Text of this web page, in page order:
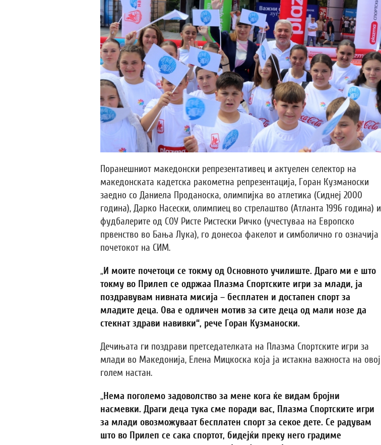
Поранешниот македонски репрезентативец и актуелен селектор на
македонската кадетска ракометна репрезентација, Горан Кузманоски
заедно со Даниела Проданоска, олимпијка во атлетика (Сиднеј 2000
година), Дарко Насески, олимпиец во стрелаштво (Атланта 1996 година) и
фудбалерите од СОУ Ристе Ристески Ричко (учестуваа на Европско
првенство во Бања Лука), го донесоа факелот и симболично го означија
почетокот на СИМ.
„И моите почетоци се токму од Основното училиште. Драго ми е што
токму во Прилеп се одржаа Плазма Спортските игри за млади, ја
поздравувам нивната мисија – бесплатен и достапен спорт за
младите деца. Ова е одличен мотив за сите деца од мали нозе да
стекнат здрави навивки“, рече Горан Кузманоски.
Дечињата ги поздрави претседателката на Плазма Спортските игри за
млади во Македонија, Елена Мицкоска која ја истакна важноста на овој
голем настан.
„Нема поголемо задоволство за мене кога ќе видам бројни
насмевки. Драги деца тука сме поради вас, Плазма Спортските игри
за млади овозможуваат бесплатен спорт за секое дете. Се радувам
што во Прилеп се сака спортот, бидејќи преку него градиме